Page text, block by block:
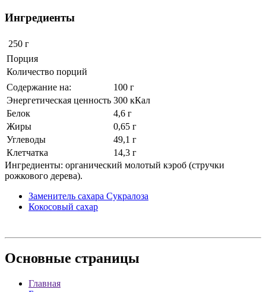
Ингредиенты
250 г
Порция
Количество порций
Содержание на:
100 г
Энергетическая ценность 300 кКал
Белок
4,6 г
Жиры
0,65 г
Углеводы
49,1 г
Клетчатка
14,3 г
Ингредиенты: органический молотый кэроб (стручки
рожкового дерева).
Заменитель сахара Сукралоза
Кокосовый сахар
Основные страницы
Главная